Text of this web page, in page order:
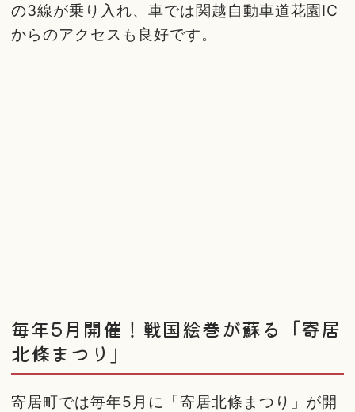
の3線が乗り入れ、車では関越自動車道花園IC
からのアクセスも良好です。
毎年5月開催！戦国絵巻が蘇る「寄居
北條まつり」
寄居町では毎年5月に「寄居北條まつり」が開